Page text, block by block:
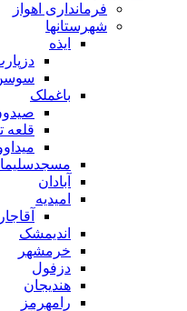
فرمانداری اهواز
شهرستانها
ایذه
باغملک
قلعه
آبادان
امیدیه
اندیمشک
خرمشهر
دزفول
هندیجان
رامهرمز